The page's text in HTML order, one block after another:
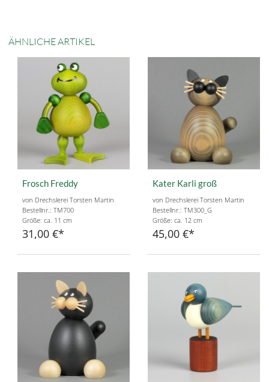
ÄHNLICHE ARTIKEL
Frosch Freddy
von Drechslerei Torsten Martin
Bestellnr.: TM700
Größe: ca. 11 cm
31,00 €
Kater Karli groß
von Drechslerei Torsten Martin
Bestellnr.: TM300_G
Größe: ca. 12 cm
45,00 €